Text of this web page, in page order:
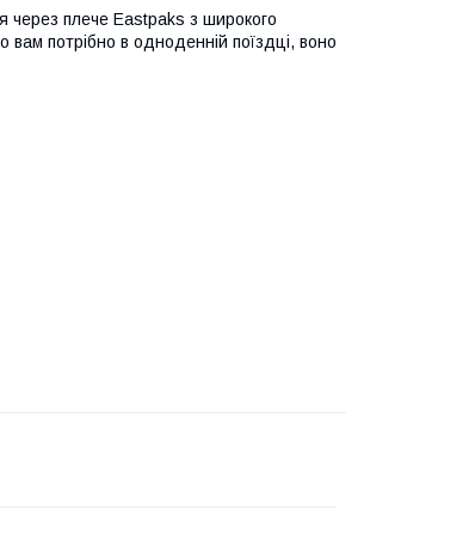
через плече Eastpaks з широкого
потрібно в одноденній поїздці, воно